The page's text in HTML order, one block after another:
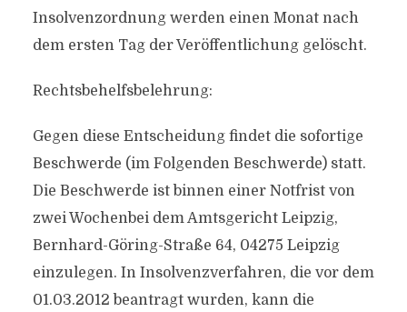
Insolvenzordnung werden einen Monat nach
dem ersten Tag der Veröffentlichung gelöscht.
Rechtsbehelfsbelehrung:
Gegen diese Entscheidung findet die sofortige
Beschwerde (im Folgenden Beschwerde) statt.
Die Beschwerde ist binnen einer Notfrist von
zwei Wochenbei dem Amtsgericht Leipzig,
Bernhard-Göring-Straße 64, 04275 Leipzig
einzulegen. In Insolvenzverfahren, die vor dem
01.03.2012 beantragt wurden, kann die